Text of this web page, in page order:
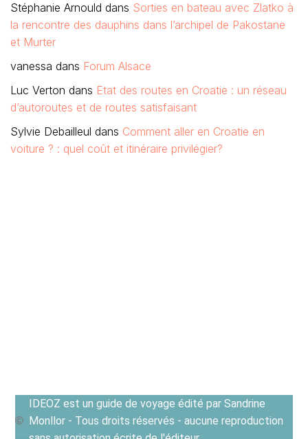
Stéphanie Arnould dans Sorties en bateau avec Zlatko à
la rencontre des dauphins dans l’archipel de Pakostane
et Murter
vanessa dans Forum Alsace
Luc Verton dans Etat des routes en Croatie : un réseau
d’autoroutes et de routes satisfaisant
Sylvie Debailleul dans Comment aller en Croatie en
voiture ? : quel coût et itinéraire privilégier?
IDEOZ est un guide de voyage édité par Sandrine
Monllor - Tous droits réservés - aucune reproduction